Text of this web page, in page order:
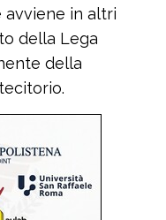
avviene in altri
della Lega
della